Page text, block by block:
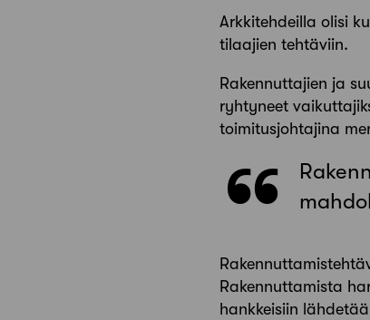
Arkkitehdeilla olisi
tilaajien tehtäviin.
Rakennuttajien ja
ryhtyneet
toimitusjohtajina
Rakennuttamista
hankkeisiin